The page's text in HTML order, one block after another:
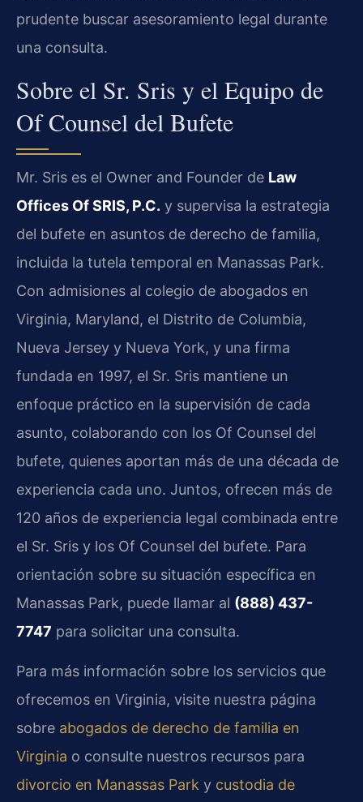
prudente buscar asesoramiento legal durante
una consulta.
Sobre el Sr. Sris y el Equipo de
Of Counsel del Bufete
Mr. Sris es el Owner and Founder de Law
Offices Of SRIS, P.C. y supervisa la estrategia
del bufete en asuntos de derecho de familia,
incluida la tutela temporal en Manassas Park.
Con admisiones al colegio de abogados en
Virginia, Maryland, el Distrito de Columbia,
Nueva Jersey y Nueva York, y una firma
fundada en 1997, el Sr. Sris mantiene un
enfoque práctico en la supervisión de cada
asunto, colaborando con los Of Counsel del
bufete, quienes aportan más de una década de
experiencia cada uno. Juntos, ofrecen más de
120 años de experiencia legal combinada entre
el Sr. Sris y los Of Counsel del bufete. Para
orientación sobre su situación específica en
Manassas Park, puede llamar al (888) 437-
7747 para solicitar una consulta.
Para más información sobre los servicios que
ofrecemos en Virginia, visite nuestra página
sobre abogados de derecho de familia en
Virginia o consulte nuestros recursos para
divorcio en Manassas Park y custodia de